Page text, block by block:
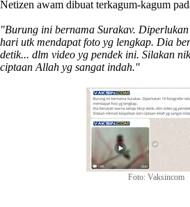
Netizen awam dibuat terkagum-kagum
"Burung ini bernama Surakav.
hari utk mendapat foto yg lengkap. Dia
detik... dlm video yg pendek ini. Silakan
ciptaan Allah yg sangat indah."
Foto: Vaksincom